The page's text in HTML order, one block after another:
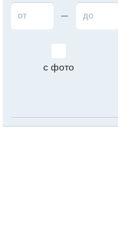
—
с фото